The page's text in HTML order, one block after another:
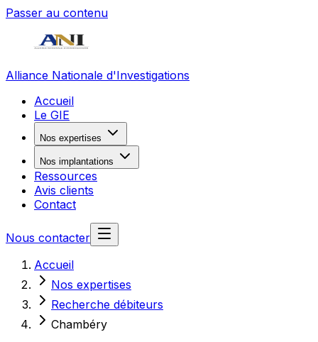
Passer au contenu
Alliance Nationale d'Investigations
Accueil
Le GIE
Nos expertises
Nos implantations
Ressources
Avis clients
Contact
Nous contacter
Accueil
Nos expertises
Recherche débiteurs
Chambéry